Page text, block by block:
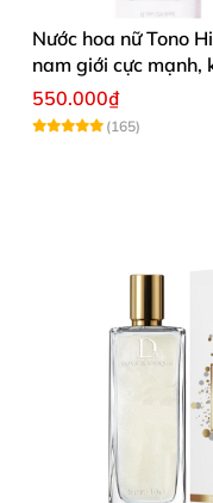
Nước hoa nữ Tono
nam giới cực mạnh,
rũ
550.000₫
(165)